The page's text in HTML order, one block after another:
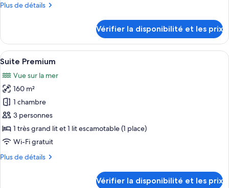
sur
Family
Plus de détails
Plus
le
type
de
Family
Room
Vérifier la disponibilité et les prix
Afficher
toutes
les
photos
pour
ce
type
de
chambre :
Suite
Un salon moderne avec un canapé
11
Suite Premium
Vue sur la mer
160 m²
1 chambre
3 personnes
1 très grand lit et 1 lit escamotable (1 place)
Wi-Fi gratuit
Plus de détails
Plus
Vérifier la disponibilité et les prix